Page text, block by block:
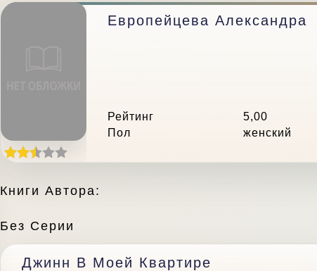
Европейцева Александра
Рейтинг
5,00
Пол
женский
Книги Автора:
Без Серии
Джинн В Моей Квартире